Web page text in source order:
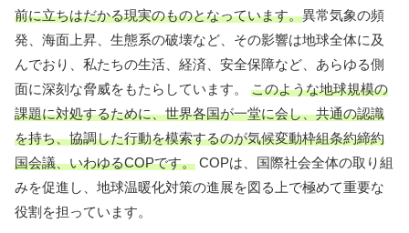
前に立ちはだかる現実のものとなっています。異常気象の頻
発、海面上昇、生態系の破壊など、その影響は地球全体に及
んでおり、私たちの生活、経済、安全保障など、あらゆる側
面に深刻な脅威をもたらしています。 このような地球規模の
課題に対処するために、世界各国が一堂に会し、共通の認識
を持ち、協調した行動を模索するのが気候変動枠組条約締約
国会議、いわゆるCOPです。 COPは、国際社会全体の取り組
みを促進し、地球温暖化対策の進展を図る上で極めて重要な
役割を担っています。